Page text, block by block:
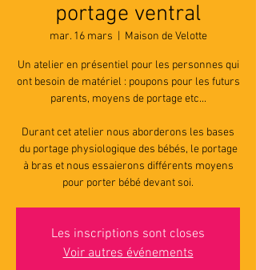
portage ventral
mar. 16 mars Maison de Velotte
Un atelier en présentiel pour les personnes qui
ont besoin de matériel : poupons pour les futurs
parents, moyens de portage etc...
Durant cet atelier nous aborderons les bases
du portage physiologique des bébés, le portage
à bras et nous essaierons différents moyens
pour porter bébé devant soi.
Les inscriptions sont closes
Voir autres événements